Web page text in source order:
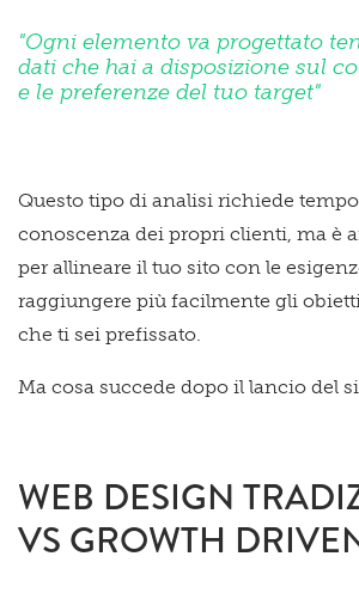
"Ogni elemento va progettato
dati che hai a disposizione sul
e le preferenze del tuo target"
Questo tipo di analisi richiede
conoscenza dei propri clienti, ma è
per allineare il tuo sito con le
raggiungere più facilmente gli
che ti sei prefissato.
Ma cosa succede dopo il lancio del
WEB DESIGN
VS GROWTH